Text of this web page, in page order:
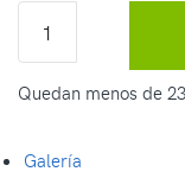
Quedan menos de
Galería